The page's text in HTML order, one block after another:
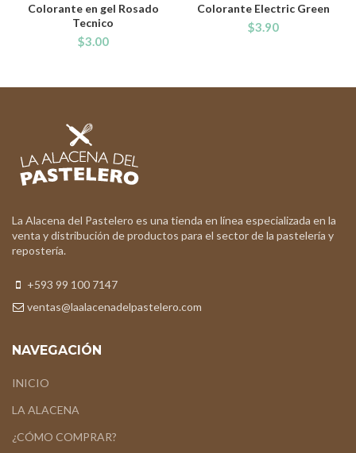
Colorante en gel Rosado
Tecnico
$3.00
Colorante Electric Green
$3.90
La Alacena del Pastelero es una tienda en línea especializada en la
venta y distribución de productos para el sector de la pastelería y
repostería.
+593 99 100 7147
ventas@laalacenadelpastelero.com
NAVEGACIÓN
INICIO
LA ALACENA
¿CÓMO COMPRAR?